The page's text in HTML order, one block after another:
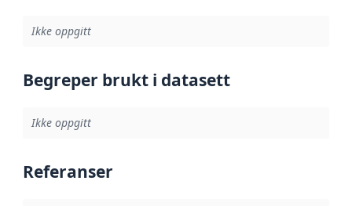
Ikke oppgitt
Begreper brukt i datasett
Ikke oppgitt
Referanser